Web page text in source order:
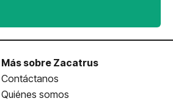
Más sobre Zacatrus
Contáctanos
Quiénes somos